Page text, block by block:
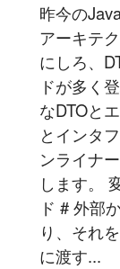
昨今の
アーキテ
にしろ、
ドが多く
なDTOと
とインタ
ンライナ
します。
ド # 外部
り、それ
に渡す...